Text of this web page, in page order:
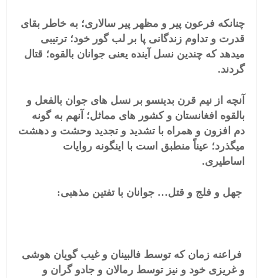
چنانکه فرعون پیر و مظهر پیر سالاری؛ به خاطر بقای
قدرت و تداوم زندگانی پا بر لب گور خود؛ ترتیبی
میدهد که چندین نسل آینده یعنی جوانان بالقوه؛ قتال
گردند.
آنچه از نیم قرن بدینسو بر نسل های جوان بالفعل و
بالقوه افغانستان و کشور های مماثل؛ آنهم به گونه
دم افزون و همراه با تشدید و تجدید وحشت و دهشت
میگذرد؛ عیناً منطبق است با اینگونه روایات
اساطیری.
جهل و فلج و قتل… جوانان با تفتین مذهبی:
فراعنه زمان که توسط فالبینان و غیب گویان هوشی
و غریزی خود و نیز توسط رمالان و جادو گران و